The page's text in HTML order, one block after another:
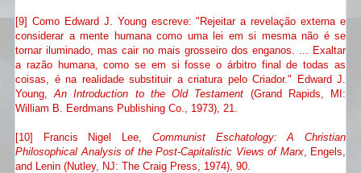
[9] Como Edward J. Young escreve: "Rejeitar a revelação externa e
considerar a mente humana como uma lei em si mesma não é se
tornar iluminado, mas cair no mais grosseiro dos enganos. ... Exaltar
a razão humana, como se em si fosse o árbitro final de todas as
coisas, é na realidade substituir a criatura pelo Criador."
Edward J.
Young,An Introduction to the Old Testament (Grand Rapids, MI:
William B. Eerdmans Publishing Co., 1973), 21.
[10] Francis Nigel Lee, Communist Eschatology: A Christian
Philosophical Analysis of the Post-Capitalistic Views of Marx, Engels,
and Lenin (Nutley, NJ: The Craig Press, 1974), 90.